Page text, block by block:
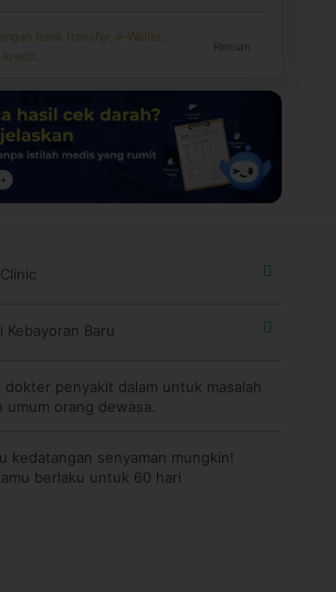
bank transfer, e-Wallet,
kredit.
Rincian
Kebayoran Baru
dokter penyakit dalam untuk masalah
umum orang dewasa.
kedatangan senyaman mungkin!
berlaku untuk 60 hari